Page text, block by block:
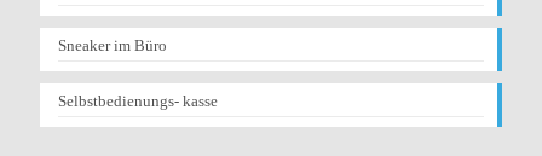
Sneaker im Büro
Selbstbedienungs- kasse